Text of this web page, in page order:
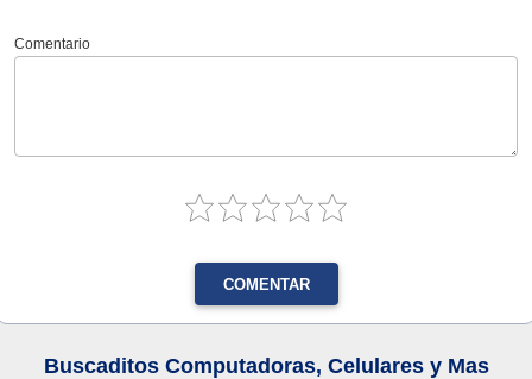
Comentario
COMENTAR
Buscaditos Computadoras, Celulares y Mas